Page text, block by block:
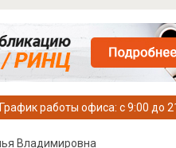
График работы офиса: с 9:00 до
Владимировна